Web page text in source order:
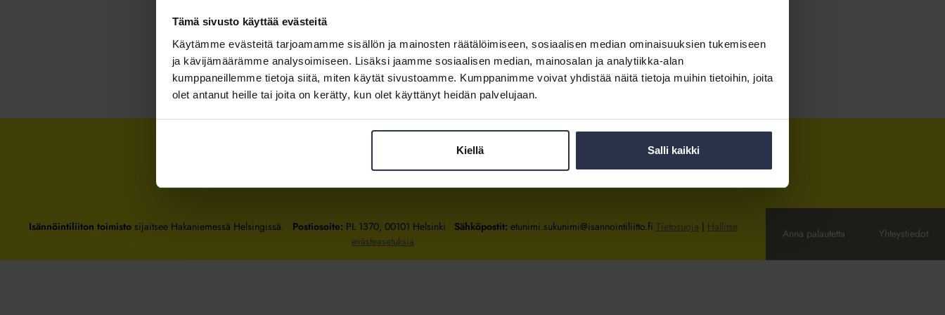
Tämä sivusto käyttää evästeitä
Käytämme evästeitä tarjoamamme sisällön ja mainosten räätälöimiseen, sosiaalisen median ominaisuuksien tukemiseen
ja kävijämäärämme analysoimiseen. Lisäksi jaamme sosiaalisen median, mainosalan ja analytiikka-alan
kumppaneillemme tietoja siitä, miten käytät sivustoamme. Kumppanimme voivat yhdistää näitä tietoja muihin tietoihin, joita
olet antanut heille tai joita on kerätty, kun olet käyttänyt heidän palvelujaan.
Kiellä Salli kaikki
Kirjaudu sisään
Tietoa jäsenyydestä
Isännöintiliiton toimistosijaitsee Hakaniemessä Helsingissä. Postiosoite: PL 1370, 00101 Helsinki Sähköpostit: etunimi.sukunimi@isannointiliitto.fi Tietosuoja | Hallitse
evästeasetuksia
Anna palautetta Yhteystiedot